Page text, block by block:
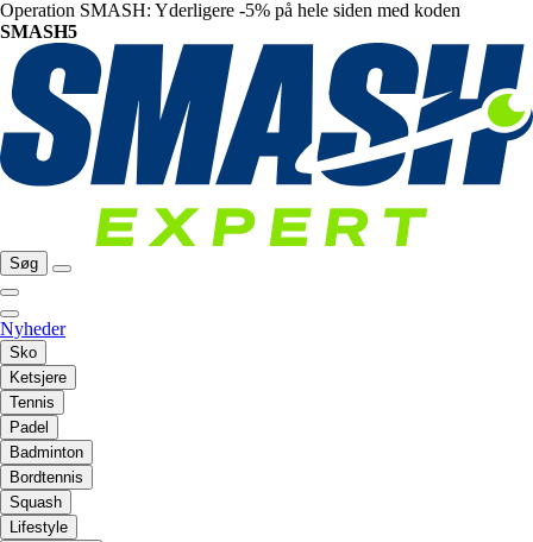
Operation SMASH: Yderligere -5% på hele siden med koden
SMASH5
Søg
Nyheder
Sko
Ketsjere
Tennis
Padel
Badminton
Bordtennis
Squash
Lifestyle